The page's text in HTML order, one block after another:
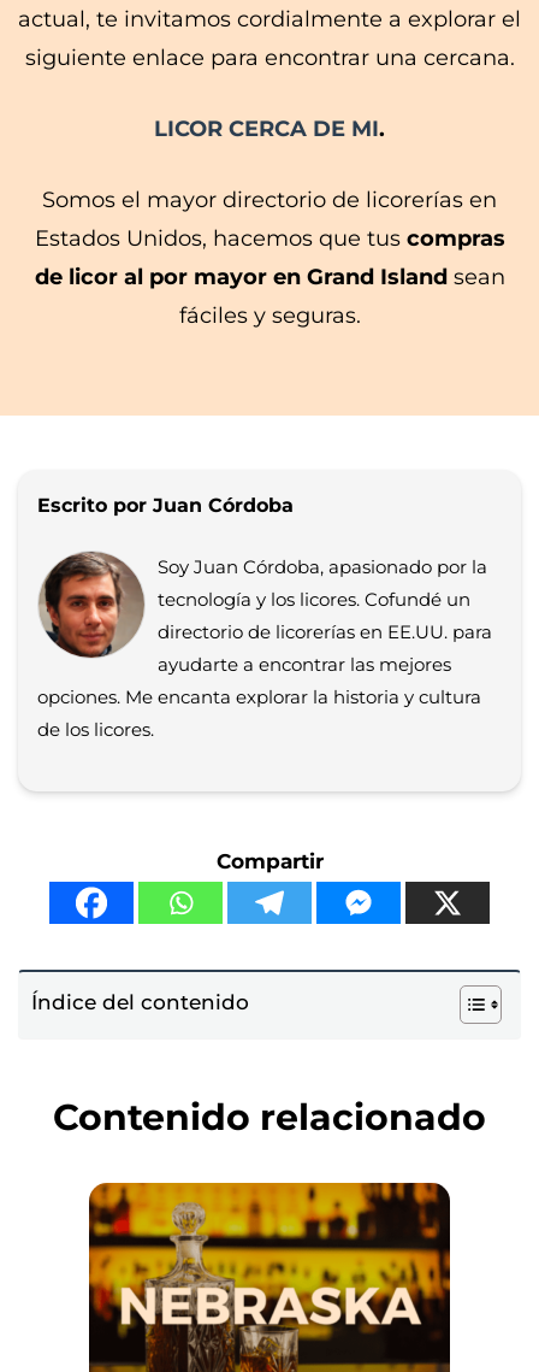
actual, te invitamos cordialmente a explorar el
siguiente enlace para encontrar una cercana.
LICOR CERCA DE MI.
Somos el mayor directorio de licorerías en
Estados Unidos, hacemos que tuscompras
de licor al por mayor en Grand Islandsean
fáciles y seguras.
Escrito por Juan Córdoba
Soy Juan Córdoba, apasionado por la
tecnología y los licores. Cofundé un
directorio de licorerías en EE.UU. para
ayudarte a encontrar las mejores
opciones. Me encanta explorar la historia y cultura
de los licores.
Compartir
Índice del contenido
Contenido relacionado